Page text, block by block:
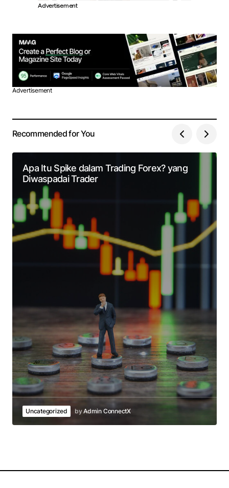
Advertisement
Advertisement
Recommended for You
Apa Itu Spike dalam Trading Forex? yang
Diwaspadai Trader
Uncategorized byAdmin ConnectX